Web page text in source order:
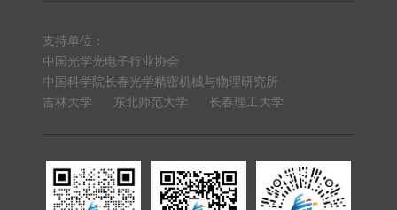
支持单位：
中国光学光电子行业协会
中国科学院长春光学精密机械与物理研究所
吉林大学
东北师范大学 长春理工大学